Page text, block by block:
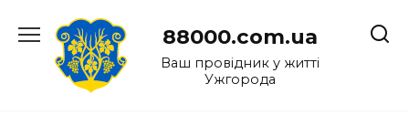
до
88000.com.ua
Ваш провідник у житті
Ужгорода